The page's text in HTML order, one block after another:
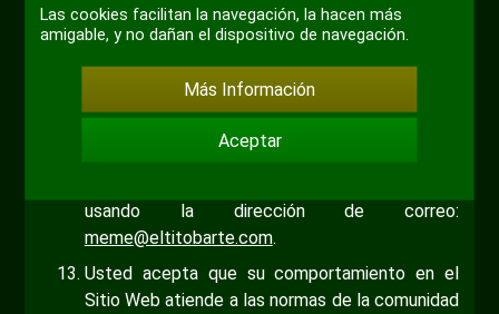
través del cual estén disponibles los Servicios),
así como a crear obras derivadas del mismo.
Negar y/o cuestionar las normas de la
cualquier usuario a este respecto puede llevar a
la cancelación de su cuenta. Cualquier
usando la dirección de correo:
meme@eltitobarte.com.
Usted acepta que su comportamiento en el
Sitio Web atiende a las normas de la comunidad
Las cookies facilitan la navegación, la hacen más
amigable, y no dañan el dispositivo de navegación.
Más Información
Aceptar